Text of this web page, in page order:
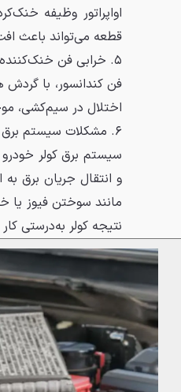
اواپراتور وظیفه
قطعه می‌تواند باعث
۵. خرابی فن خنک‌کننده
فن کندانسور، با
اختلال در سیم‌کشی،
۶. مشکلات سیستم برق
سیستم برق کولر
و انتقال جریان برق
مانند سوختن فیوز یا
نتیجه کولر به‌درستی